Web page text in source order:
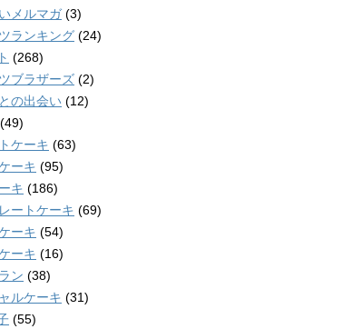
メルマガ(3)
ランキング (24)
(268)
ブラザーズ (2)
の出会い (12)
(49)
ケーキ (63)
ーキ (95)
キ (186)
ートケーキ (69)
ーキ (54)
ーキ (16)
ン (38)
ルケーキ (31)
(55)